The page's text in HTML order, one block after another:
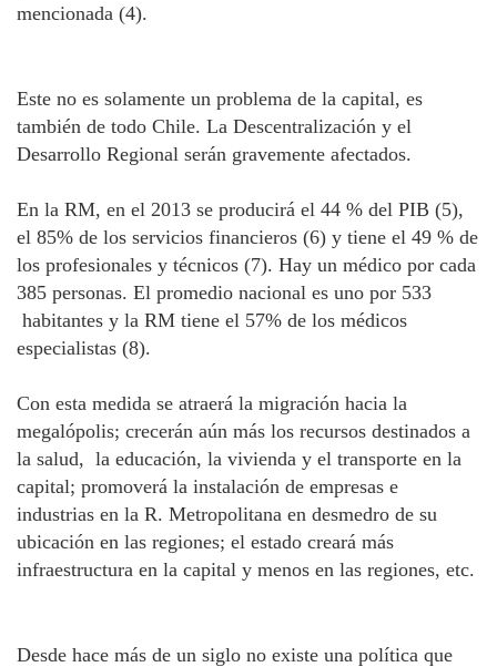
mencionada (4).
Este no es solamente un problema de la capital, es
también de todo Chile. La Descentralización y el
Desarrollo Regional serán gravemente afectados.
En la RM, en el 2013 se producirá el 44 % del PIB (5),
el 85% de los servicios financieros (6) y tiene el 49 % de
los profesionales y técnicos (7). Hay un médico por cada
385 personas. El promedio nacional es uno por 533
habitantes y la RM tiene el 57% de los médicos
especialistas (8).
Con esta medida se atraerá la migración hacia la
megalópolis; crecerán aún más los recursos destinados a
la salud, la educación, la vivienda y el transporte en la
capital; promoverá la instalación de empresas e
industrias en la R. Metropolitana en desmedro de su
ubicación en las regiones; el estado creará más
infraestructura en la capital y menos en las regiones, etc.
Desde hace más de un siglo no existe una política que